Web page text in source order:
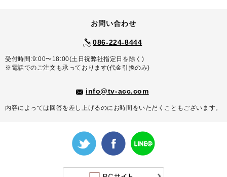
お問い合わせ
086-224-8444
受付時間:9:00〜18:00(土日祝弊社指定日を除く)
※電話でのご注文も承っております(代金引換のみ)
info@tv-acc.com
内容によっては回答を差し上げるのにお時間をいただくこともございます。